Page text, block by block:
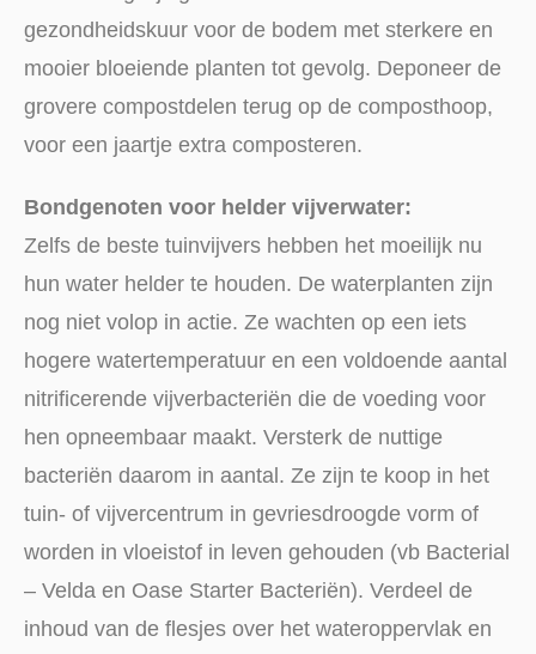
gezondheidskuur voor de bodem met sterkere en
mooier bloeiende planten tot gevolg. Deponeer de
grovere compostdelen terug op de composthoop,
voor een jaartje extra composteren.
Bondgenoten voor helder vijverwater:
Zelfs de beste tuinvijvers hebben het moeilijk nu
hun water helder te houden. De waterplanten zijn
nog niet volop in actie. Ze wachten op een iets
hogere watertemperatuur en een voldoende aantal
nitrificerende vijverbacteriën die de voeding voor
hen opneembaar maakt. Versterk de nuttige
bacteriën daarom in aantal. Ze zijn te koop in het
tuin- of vijvercentrum in gevriesdroogde vorm of
worden in vloeistof in leven gehouden (vb Bacterial
– Velda en Oase Starter Bacteriën). Verdeel de
inhoud van de flesjes over het wateroppervlak en